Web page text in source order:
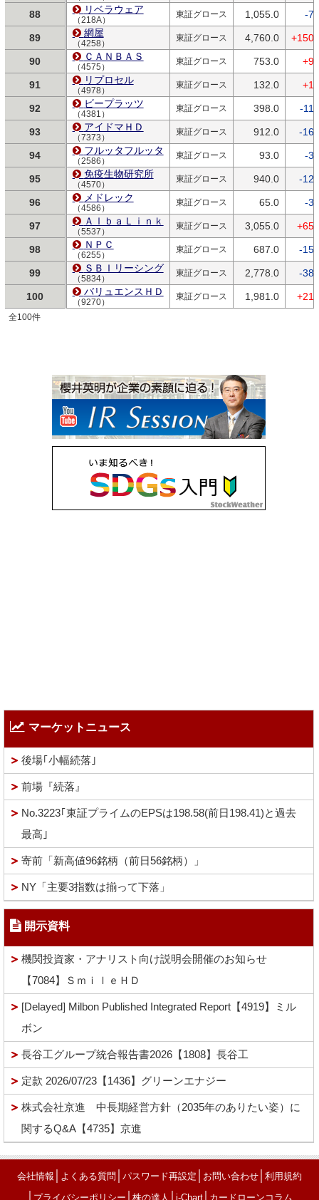
リベラウェア
（218A）
東証グロース 1,055.0
-
網屋
（4258）
東証グロース 4,760.0
ＣＡＮＢＡＳ
（4575）
東証グロース 753.0
リプロセル
（4978）
東証グロース 132.0
ビープラッツ
（4381）
東証グロース 398.0
-
アイドマＨＤ
（7373）
東証グロース 912.0
-
フルッタフルッタ
（2586）
東証グロース 93.0
-
免疫生物研究所
（4570）
東証グロース 940.0
-
メドレック
（4586）
東証グロース 65.0
-
ＡｌｂａＬｉｎｋ
（5537）
東証グロース 3,055.0
ＮＰＣ
（6255）
東証グロース 687.0
-
ＳＢＩリーシング
（5834）
東証グロース 2,778.0
-
バリュエンスＨＤ
（9270）
東証グロース 1,981.0
88
89
90
91
92
93
94
95
96
97
98
99
100
全100件
マーケットニュース
後場｢小幅続落｣
前場『続落』
No.3223｢東証プライムのEPSは198.58(前日198.41)と過去
最高｣
寄前「新高値96銘柄（前日56銘柄）」
NY「主要3指数は揃って下落」
開示資料
機関投資家・アナリスト向け説明会開催のお知らせ
【7084】ＳｍｉｌｅＨＤ
[Delayed] Milbon Published Integrated Report【4919】ミル
ボン
長谷工グループ統合報告書2026【1808】長谷工
定款 2026/07/23【1436】グリーンエナジー
株式会社京進 中長期経営方針（2035年のありたい姿）に
関するQ&A【4735】京進
会社情報 よくある質問 パスワード再設定 お問い合わせ 利用規約
プライバシーポリシー 株の達人 i-Chart│ カードローンコラム